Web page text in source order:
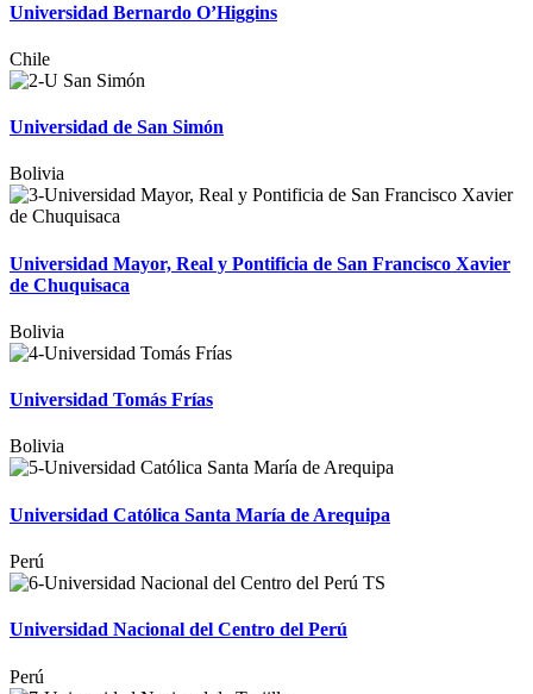
Universidad Bernardo O’Higgins
Chile
Universidad de San Simón
Bolivia
Universidad Mayor, Real y Pontificia de San Francisco Xavier
de Chuquisaca
Bolivia
Universidad Tomás Frías
Bolivia
Universidad Católica Santa María de Arequipa
Perú
Universidad Nacional del Centro del Perú
Perú